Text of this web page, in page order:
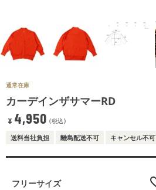
通常在庫
カーデインザサマーRD
¥ 4,950 税込
送料当社負担 離島配送不可 キャンセル不可
フリーサイズ